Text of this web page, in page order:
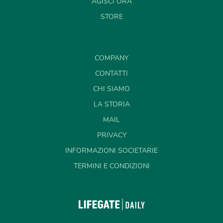
STORE
COMPANY
CONTATTI
CHI SIAMO
LA STORIA
MAIL
PRIVACY
INFORMAZIONI SOCIETARIE
TERMINI E CONDIZIONI